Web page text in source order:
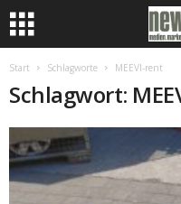
Start Schlagworte MEEVI-rent
Schlagwort: